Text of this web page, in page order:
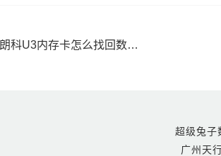
朗科U3内存卡怎么找回数据(朗科U3内存卡数据丢失怎么恢复)
超级兔
广州天